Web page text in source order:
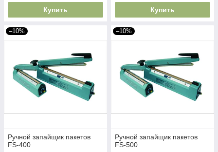
Купить Купить
–10%
Ручной запайщик пакетов
FS-400
–10%
Ручной запайщик пакетов
FS-500